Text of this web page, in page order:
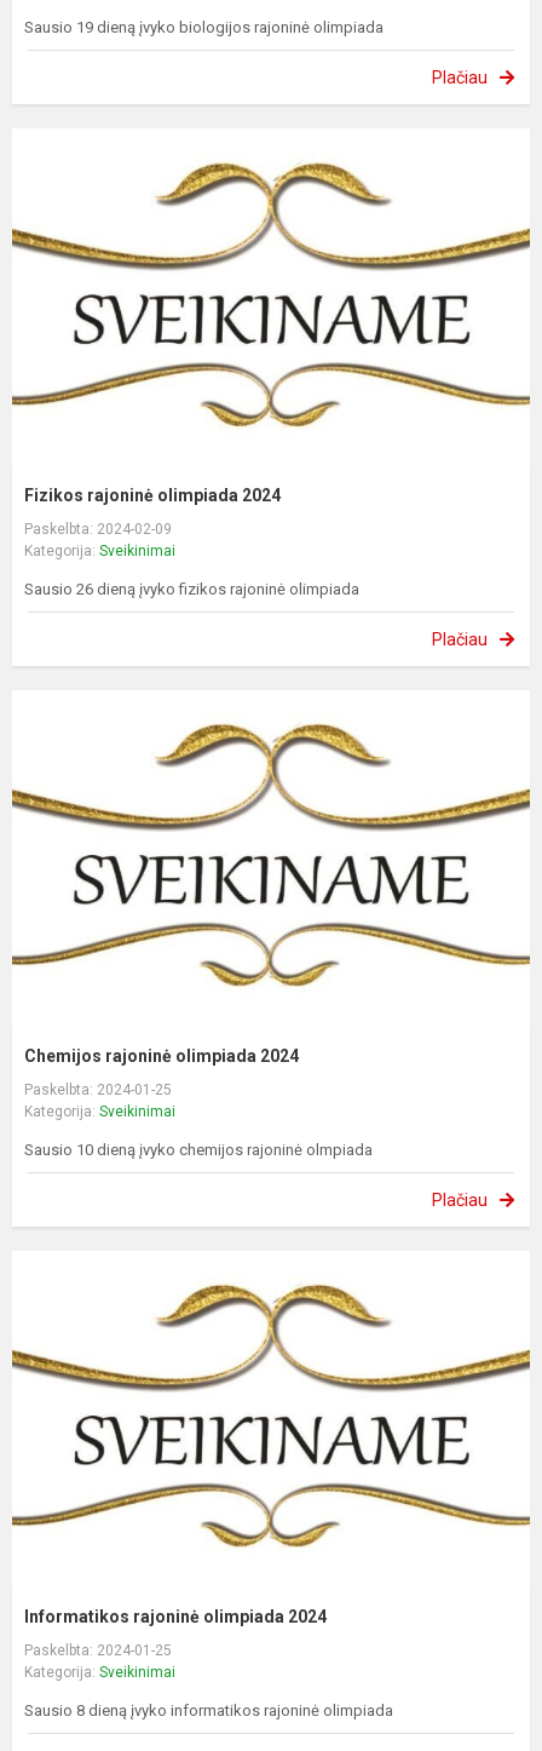
Sausio 19 dieną įvyko biologijos rajoninė olimpiada
Plačiau
Fizikos rajoninė olimpiada 2024
Paskelbta: 2024-02-09
Kategorija: Sveikinimai
Sausio 26 dieną įvyko fizikos rajoninė olimpiada
Plačiau
Chemijos rajoninė olimpiada 2024
Paskelbta: 2024-01-25
Kategorija: Sveikinimai
Sausio 10 dieną įvyko chemijos rajoninė olmpiada
Plačiau
Informatikos rajoninė olimpiada 2024
Paskelbta: 2024-01-25
Kategorija: Sveikinimai
Sausio 8 dieną įvyko informatikos rajoninė olimpiada